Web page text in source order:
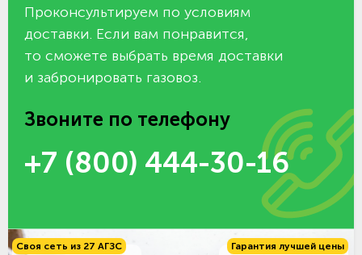
Проконсультируем по условиям
доставки. Если вам понравится,
то сможете выбрать время доставки
и забронировать газовоз.
Звоните по телефону
+7 (800) 444-30-16
Своя сеть из 27 АГЗС Гарантия лучшей цены